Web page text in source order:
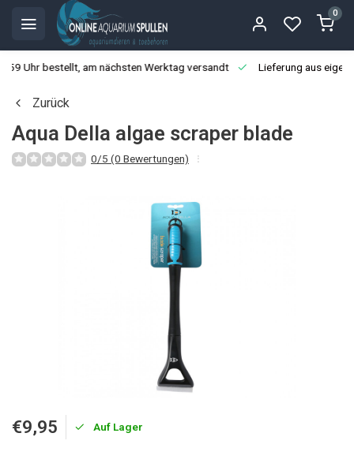
0
Uhr bestellt, am nächsten Werktag versandt Lieferung aus
Zurück
Aqua Della algae scraper blade
0/5 (0 Bewertungen)
€9,95 Auf Lager